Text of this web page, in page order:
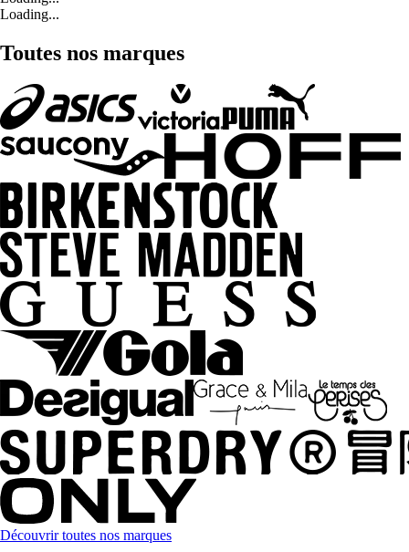
Loading...
Toutes nos marques
Découvrir toutes nos marques